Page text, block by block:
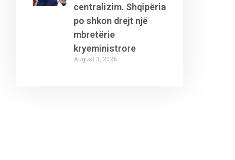
centralizim. Shqipëria
po shkon drejt një
mbretërie
kryeministrore
August 3, 2026